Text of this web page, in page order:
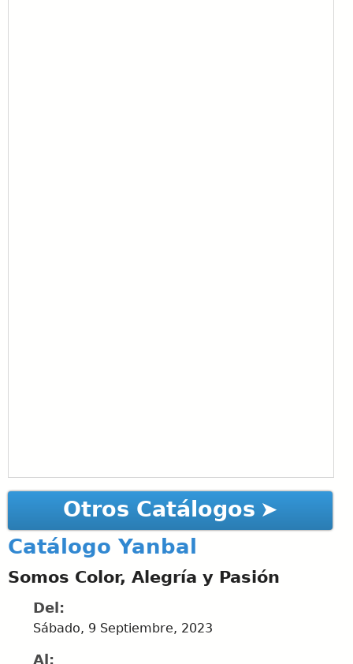
Otros Catálogos
Catálogo Yanbal
Somos Color, Alegría y Pasión
Del:
Sábado, 9 Septiembre, 2023
Al: